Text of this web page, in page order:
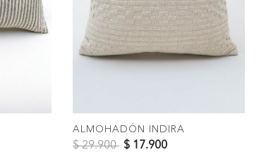
ALMOHADÓN INDIRA
Precio reducido de
$ 29.900a$ 17.900